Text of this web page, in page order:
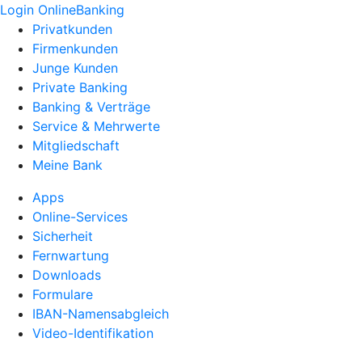
Login OnlineBanking
Privatkunden
Firmenkunden
Junge Kunden
Private Banking
Banking & Verträge
Service & Mehrwerte
Mitgliedschaft
Meine Bank
Apps
Online-Services
Sicherheit
Fernwartung
Downloads
Formulare
IBAN-Namensabgleich
Video-Identifikation